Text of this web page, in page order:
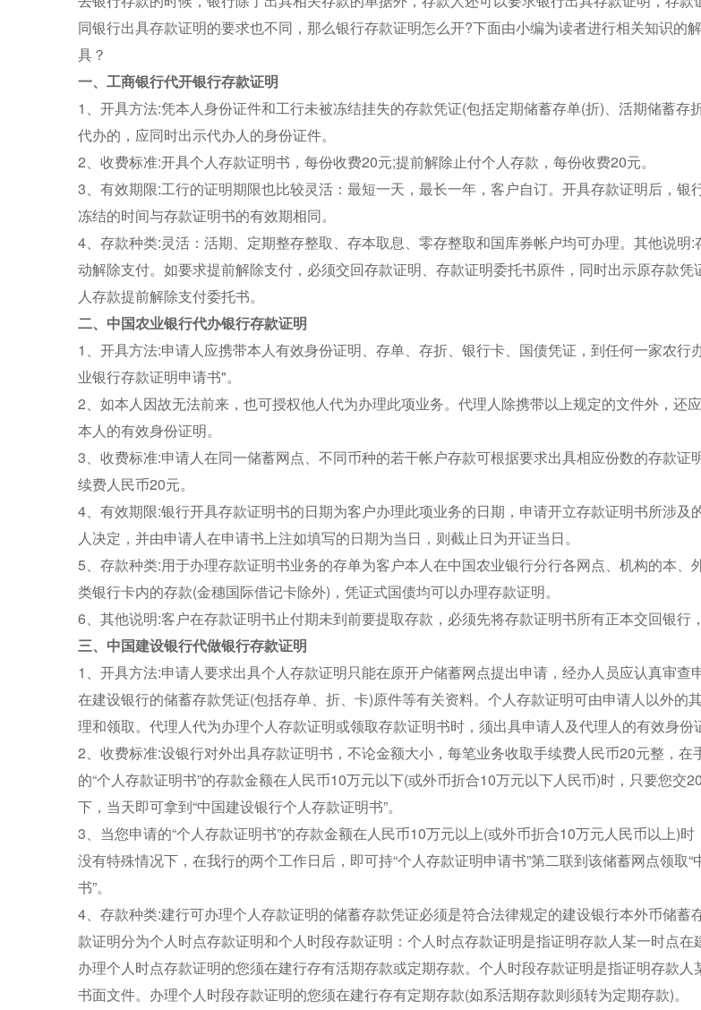
同银行出具存款证明的要求也不同，那么银行存款证明怎么开?下面由小编为读者进行相关知识的
具？
一、工商银行代开银行存款证明
1、开具方法:凭本人身份证件和工行未被冻结挂失的存款凭证(包括定期储蓄存单(折)、活期储蓄存
代办的，应同时出示代办人的身份证件。
2、收费标准:开具个人存款证明书，每份收费20元;提前解除止付个人存款，每份收费20元。
3、有效期限:工行的证明期限也比较灵活：最短一天，最长一年，客户自订。开具存款证明后，银
冻结的时间与存款证明书的有效期相同。
4、存款种类:灵活：活期、定期整存整取、存本取息、零存整取和国库券帐户均可办理。其他说明:
动解除支付。如要求提前解除支付，必须交回存款证明、存款证明委托书原件，同时出示原存款凭
人存款提前解除支付委托书。
二、中国农业银行代办银行存款证明
1、开具方法:申请人应携带本人有效身份证明、存单、存折、银行卡、国债凭证，到任何一家农行
业银行存款证明申请书"。
2、如本人因故无法前来，也可授权他人代为办理此项业务。代理人除携带以上规定的文件外，还
本人的有效身份证明。
3、收费标准:申请人在同一储蓄网点、不同币种的若干帐户存款可根据要求出具相应份数的存款证
续费人民币20元。
4、有效期限:银行开具存款证明书的日期为客户办理此项业务的日期，申请开立存款证明书所涉及
人决定，并由申请人在申请书上注如填写的日期为当日，则截止日为开证当日。
5、存款种类:用于办理存款证明书业务的存单为客户本人在中国农业银行分行各网点、机构的本、
类银行卡内的存款(金穗国际借记卡除外)，凭证式国债均可以办理存款证明。
6、其他说明:客户在存款证明书止付期未到前要提取存款，必须先将存款证明书所有正本交回银行
三、中国建设银行代做银行存款证明
1、开具方法:申请人要求出具个人存款证明只能在原开户储蓄网点提出申请，经办人员应认真审查
在建设银行的储蓄存款凭证(包括存单、折、卡)原件等有关资料。个人存款证明可由申请人以外的
理和领取。代理人代为办理个人存款证明或领取存款证明书时，须出具申请人及代理人的有效身份
2、收费标准:设银行对外出具存款证明书，不论金额大小，每笔业务收取手续费人民币20元整，在
的“个人存款证明书”的存款金额在人民币10万元以下(或外币折合10万元以下人民币)时，只要您交
下，当天即可拿到“中国建设银行个人存款证明书”。
3、当您申请的“个人存款证明书”的存款金额在人民币10万元以上(或外币折合10万元人民币以上)
没有特殊情况下，在我行的两个工作日后，即可持“个人存款证明申请书”第二联到该储蓄网点领取
书”。
4、存款种类:建行可办理个人存款证明的储蓄存款凭证必须是符合法律规定的建设银行本外币储蓄
款证明分为个人时点存款证明和个人时段存款证明：个人时点存款证明是指证明存款人某一时点在
办理个人时点存款证明的您须在建行存有活期存款或定期存款。个人时段存款证明是指证明存款人
书面文件。办理个人时段存款证明的您须在建行存有定期存款(如系活期存款则须转为定期存款)。